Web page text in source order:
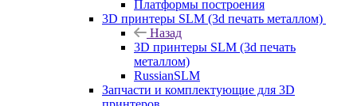
Платформы построения
3D принтеры SLM (3d печать металлом)
Назад
3D принтеры SLM (3d печать
металлом)
RussianSLM
Запчасти и комплектующие для 3D